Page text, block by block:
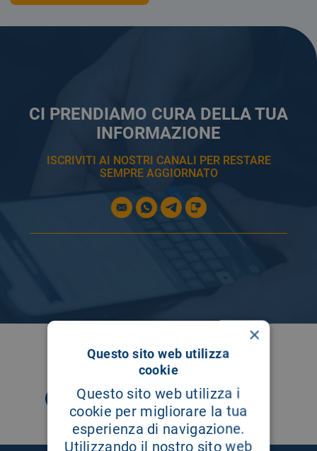
CI PRENDIAMO CURA DELLA TUA
INFORMAZIONE
ISCRIVITI AI NOSTRI CANALI PER RESTARE
SEMPRE AGGIORNATO
SEGUICI SU
×
Questo sito web utilizza
cookie
Questo sito web utilizza i
cookie per migliorare la tua
esperienza di navigazione.
Utilizzando il nostro sito web